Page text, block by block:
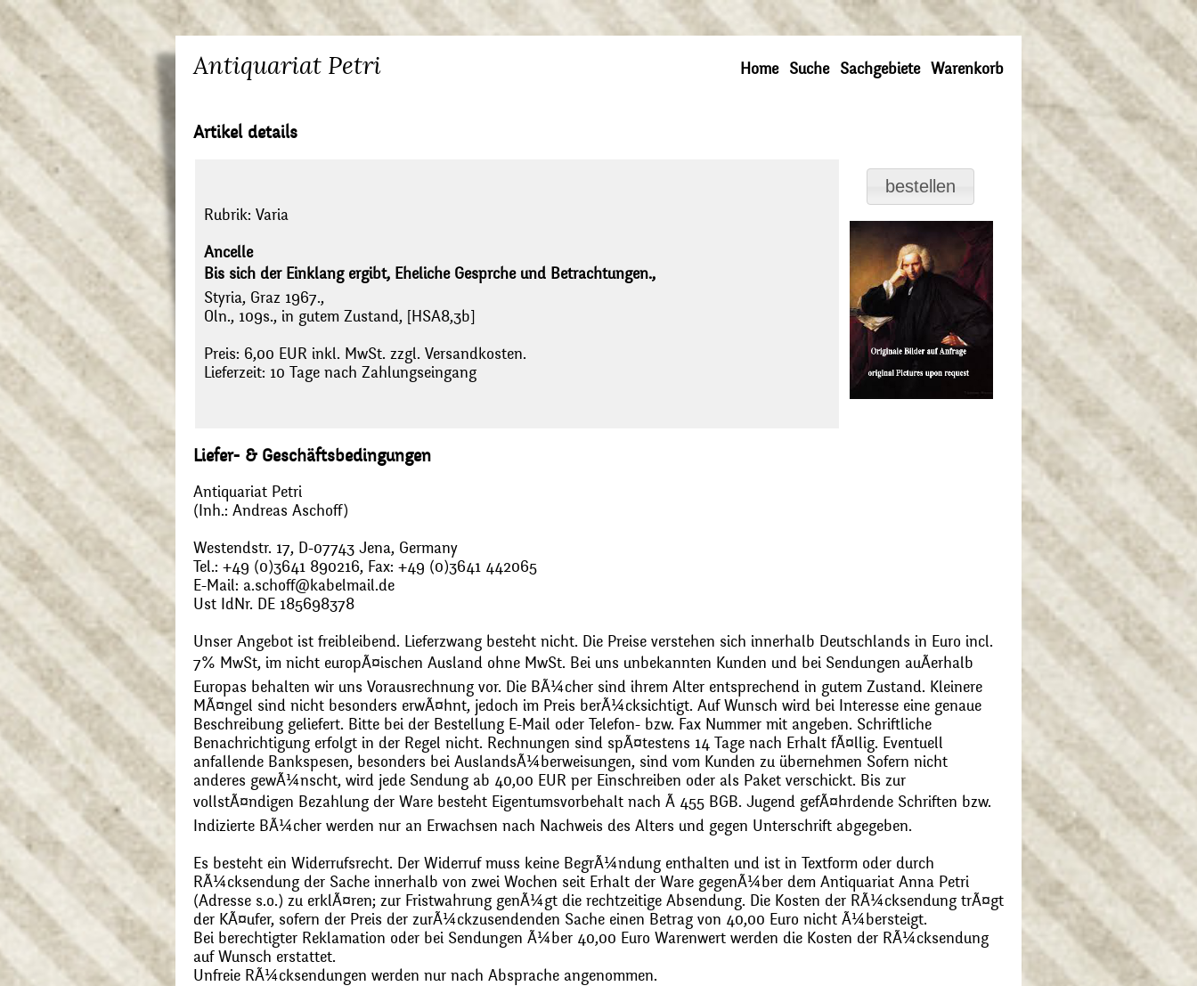
Antiquariat Petri Home Suche Sachgebiete Warenkorb
Artikel details
Rubrik: Varia
Ancelle
Bis sich der Einklang ergibt, Eheliche Gesprche und Betrachtungen.,
Styria, Graz 1967.,
Oln., 109s., in gutem Zustand, [HSA8,3b]
Preis: 6,00 EUR inkl. MwSt. zzgl. Versandkosten.
Lieferzeit: 10 Tage nach Zahlungseingang
Liefer- & Geschäftsbedingungen
Antiquariat Petri
(Inh.: Andreas Aschoff)
Westendstr. 17, D-07743 Jena, Germany
Tel.: +49 (0)3641 890216, Fax: +49 (0)3641 442065
E-Mail: a.schoff@kabelmail.de
Ust IdNr. DE 185698378
Unser Angebot ist freibleibend. Lieferzwang besteht nicht. Die Preise verstehen sich innerhalb Deutschlands in Euro incl.
7% MwSt, im nicht europÃ¤ischen Ausland ohne MwSt. Bei uns unbekannten Kunden und bei Sendungen auÃerhalb
Europas behalten wir uns Vorausrechnung vor. Die BÃ¼cher sind ihrem Alter entsprechend in gutem Zustand. Kleinere
MÃ¤ngel sind nicht besonders erwÃ¤hnt, jedoch im Preis berÃ¼cksichtigt. Auf Wunsch wird bei Interesse eine genaue
Beschreibung geliefert. Bitte bei der Bestellung E-Mail oder Telefon- bzw. Fax Nummer mit angeben. Schriftliche
Benachrichtigung erfolgt in der Regel nicht. Rechnungen sind spÃ¤testens 14 Tage nach Erhalt fÃ¤llig. Eventuell
anfallende Bankspesen, besonders bei AuslandsÃ¼berweisungen, sind vom Kunden zu übernehmen Sofern nicht
anderes gewÃ¼nscht, wird jede Sendung ab 40,00 EUR per Einschreiben oder als Paket verschickt. Bis zur
vollstÃ¤ndigen Bezahlung der Ware besteht Eigentumsvorbehalt nach Ã 455 BGB. Jugend gefÃ¤hrdende Schriften bzw.
Indizierte BÃ¼cher werden nur an Erwachsen nach Nachweis des Alters und gegen Unterschrift abgegeben.
Es besteht ein Widerrufsrecht. Der Widerruf muss keine BegrÃ¼ndung enthalten und ist in Textform oder durch
RÃ¼cksendung der Sache innerhalb von zwei Wochen seit Erhalt der Ware gegenÃ¼ber dem Antiquariat Anna Petri
(Adresse s.o.) zu erklÃ¤ren; zur Fristwahrung genÃ¼gt die rechtzeitige Absendung. Die Kosten der RÃ¼cksendung trÃ¤gt
der KÃ¤ufer, sofern der Preis der zurÃ¼ckzusendenden Sache einen Betrag von 40,00 Euro nicht Ã¼bersteigt.
Bei berechtigter Reklamation oder bei Sendungen Ã¼ber 40,00 Euro Warenwert werden die Kosten der RÃ¼cksendung
auf Wunsch erstattet.
Unfreie RÃ¼cksendungen werden nur nach Absprache angenommen.